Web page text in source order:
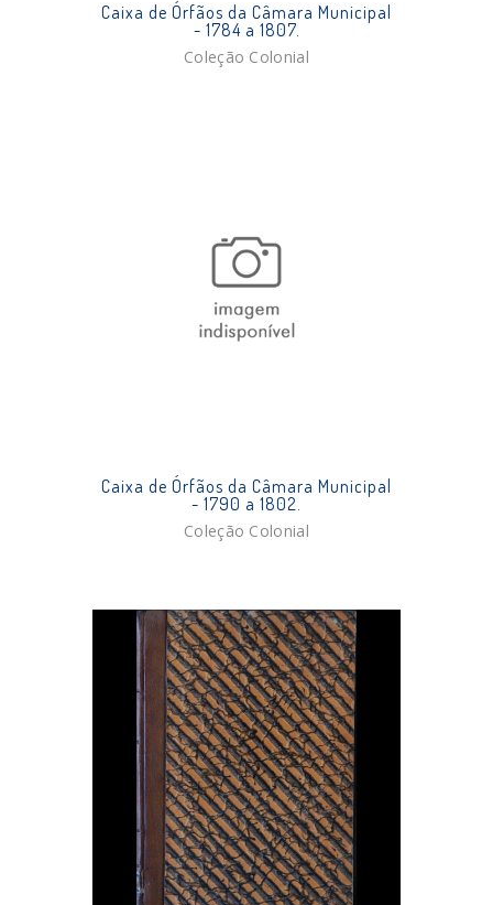
Caixa de Órfãos da Câmara Municipal
- 1784 a 1807.
Coleção Colonial
Caixa de Órfãos da Câmara Municipal
- 1790 a 1802.
Coleção Colonial